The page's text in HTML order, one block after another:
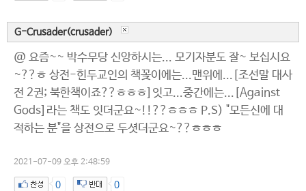
G-Crusader(crusader)
@ 요즘~~ 박수무당 신앙하시는... 모기자분도 잘~ 보십시요
~??ㅎ 상전-힌두교인의 책꽂이에는...맨위에...[조선말 대사
전 2권; 북한책이죠??ㅎㅎㅎ]잇고...중간에는...[Against
Gods]라는 책도 잇더군요~!!??ㅎㅎㅎ P.S) "모든신에 대
적하는 분"을 상전으로 두셧더군요~??ㅎㅎㅎ
2021-07-09 오후 2:48:59
0 0